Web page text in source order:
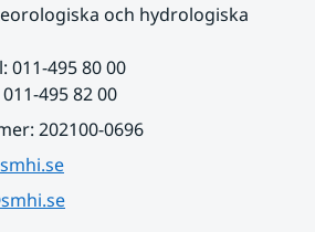
och hydrologiska
011-495 80 00
495 82 00
202100-0696